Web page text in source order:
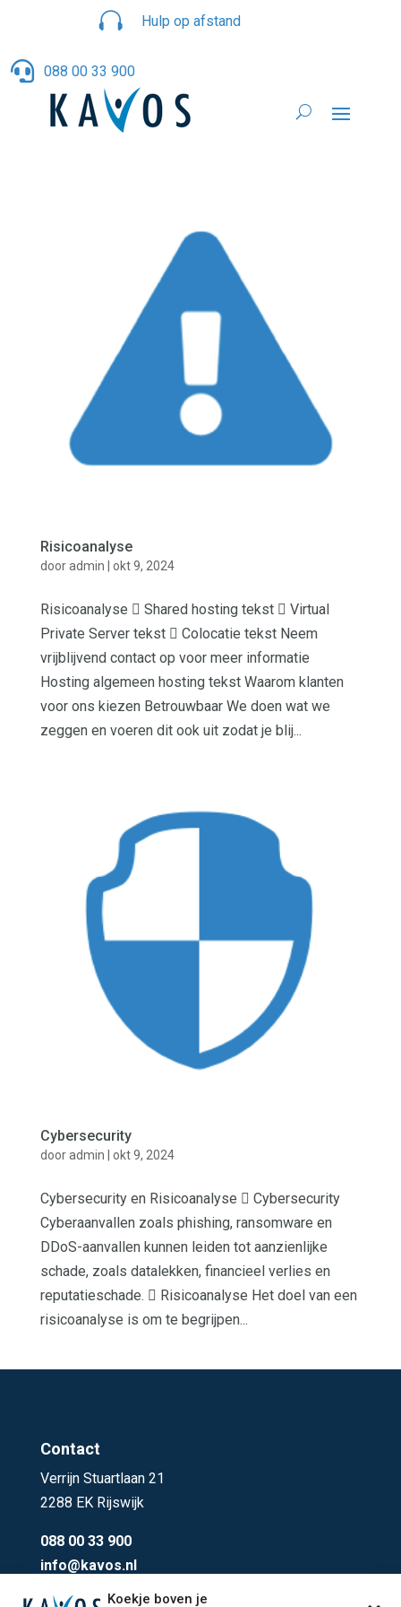
Koekje boven je
 Hulp op afstand
 088 00 33 900
Risicoanalyse
dooradmin okt 9, 2024
Risicoanalyse  Shared hosting tekst  Virtual
Private Server tekst  Colocatie tekst Neem
vrijblijvend contact op voor meer informatie
Hosting algemeen hosting tekst Waarom klanten
voor ons kiezen Betrouwbaar We doen wat we
zeggen en voeren dit ook uit zodat je blij...
Cybersecurity
dooradmin okt 9, 2024
Cybersecurity en Risicoanalyse  Cybersecurity
Cyberaanvallen zoals phishing, ransomware en
DDoS-aanvallen kunnen leiden tot aanzienlijke
schade, zoals datalekken, financieel verlies en
reputatieschade.  Risicoanalyse Het doel van een
risicoanalyse is om te begrijpen...
Contact
Verrijn Stuartlaan 21
2288 EK Rijswijk
088 00 33 900
info@kavos.nl